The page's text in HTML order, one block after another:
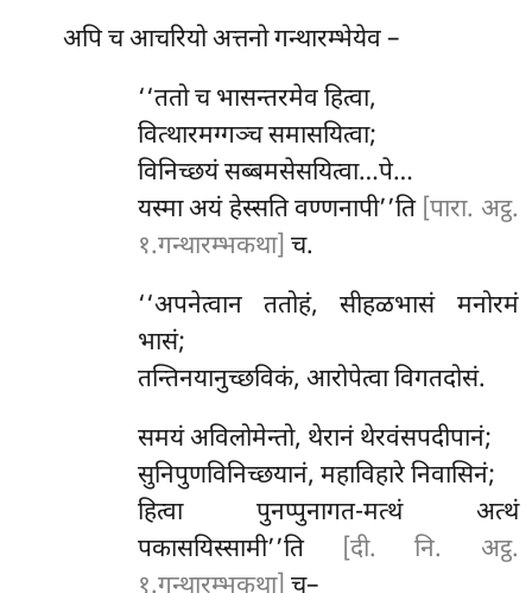
अपि च आचरियो अत्तनो गन्थारम्भेयेव –
‘‘ततो च भासन्तरमेव हित्वा,
वित्थारमग्गञ्च समासयित्वा;
विनिच्छयं सब्बमसेसयित्वा…पे…
यस्मा अयं हेस्सति वण्णनापी’’ति [पारा. अट्ठ.
१.गन्थारम्भकथा] च.
‘‘अपनेत्वान ततोहं, सीहळभासं मनोरमं
भासं;
तन्तिनयानुच्छविकं, आरोपेत्वा विगतदोसं.
समयं अविलोमेन्तो, थेरानं थेरवंसपदीपानं;
सुनिपुणविनिच्छयानं, महाविहारे निवासिनं;
हित्वा पुनप्पुनागत-मत्थं अत्थं
पकासयिस्सामी’’ति
[दी. नि. अट्ठ.